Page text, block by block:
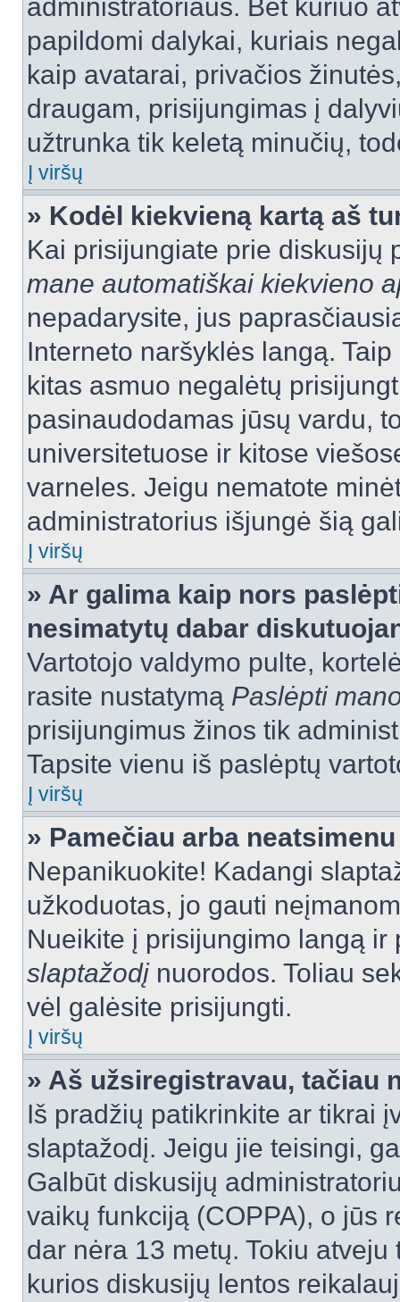
administratoriaus. Bet kuriuo
papildomi dalykai, kuriais
kaip avatarai, privačios
draugam, prisijungimas į
užtrunka tik keletą minučių,
Į viršų
» Kodėl kiekvieną kartą aš
Kai prisijungiate prie diskusijų
mane automatiškai kiekvieno
nepadarysite, jus
Interneto naršyklės langą.
kitas asmuo negalėtų
pasinaudodamas jūsų vardu,
universitetuose ir kitose
varneles. Jeigu nematote
administratorius išjungė šią
Į viršų
» Ar galima kaip nors
nesimatytų dabar
Vartotojo valdymo pulte,
rasite nustatymą Paslėpti
prisijungimus žinos tik
Tapsite vienu iš paslėptų
Į viršų
» Pamečiau arba
Nepanikuokite! Kadangi
užkoduotas, jo gauti
Nueikite į prisijungimo langą
slaptažodįnuorodos. Toliau
vėl galėsite prisijungti.
Į viršų
» Aš užsiregistravau, tačiau
Iš pradžių patikrinkite ar tikrai
slaptažodį. Jeigu jie teisingi,
Galbūt diskusijų
vaikų funkciją (COPPA), o jūs
dar nėra 13 metų. Tokiu
kurios diskusijų lentos